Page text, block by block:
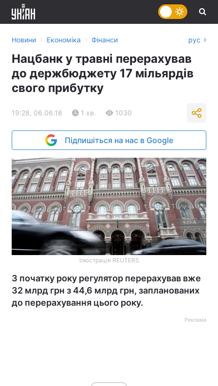
Новини › Економіка › Фінанси рус
Нацбанк у травні перерахував
до держбюджету 17 мільярдів
свого прибутку
19:28, 06.06.18 1 хв. 1030
Підпишіться на нас в Google
Ілюстрація REUTERS
З початку року регулятор перерахував вже
32 млрд грн з 44,6 млрд грн, запланованих
до перерахування цього року.
Реклама